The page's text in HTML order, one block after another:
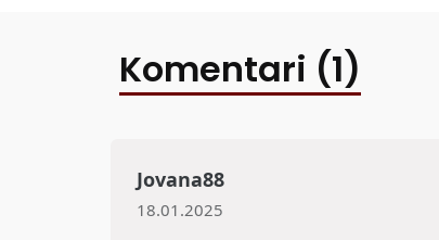
Komentari (1)
Jovana88
18.01.2025